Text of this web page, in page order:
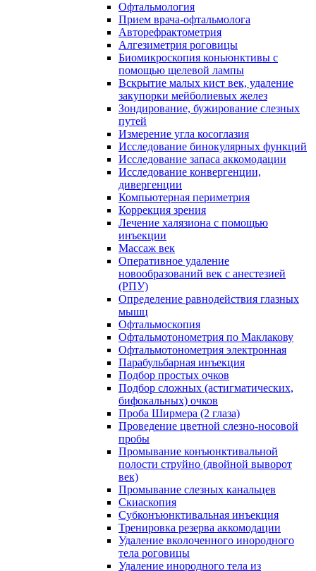
Офтальмология
Прием врача-офтальмолога
Авторефрактометрия
Алгезиметрия роговицы
Биомикроскопия коньюнктивы с
помощью щелевой лампы
Вскрытие малых кист век, удаление
закупорки мейболиевых желез
Зондирование, бужирование слезных
путей
Измерение угла косоглазия
Исследование бинокулярных функций
Исследование запаса аккомодации
Исследование конвергенции,
дивергенции
Компьютерная периметрия
Коррекция зрения
Лечение халязиона с помощью
инъекции
Массаж век
Оперативное удаление
новообразований век с анестезией
(РПУ)
Определение равнодействия глазных
мышц
Офтальмоскопия
Офтальмотонометрия по Маклакову
Офтальмотонометрия электронная
Парабульбарная инъекция
Подбор простых очков
Подбор сложных (астигматических,
бифокальных) очков
Проба Ширмера (2 глаза)
Проведение цветной слезно-носовой
пробы
Промывание конъюнктивальной
полости струйно (двойной выворот
век)
Промывание слезных канальцев
Скиаскопия
Субконъюнктивальная инъекция
Тренировка резерва аккомодации
Удаление вколоченного инородного
тела роговицы
Удаление инородного тела из